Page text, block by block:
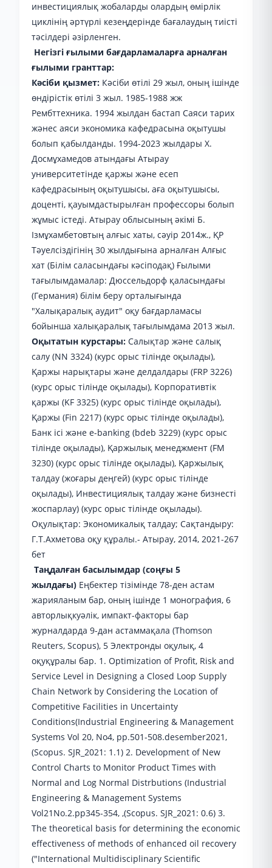
инвестициялық жобаларды олардың өмірлік
циклінің әртүрлі кезеңдерінде бағалаудың тиісті
тәсілдері әзірленген.
Негізгі ғылыми бағдарламаларға арналған
ғылыми гранттар:
Кәсіби қызмет: Кәсіби өтілі 29 жыл, оның ішінде
өндірістік өтілі 3 жыл. 1985-1988 жж
Рембттехника. 1994 жылдан бастап Саяси тарих
жәнес аяси экономика кафедрасына оқытушы
болып қабылданды. 1994-2023 жылдары Х.
Досмұхамедов атындағы Атырау
университетінде қаржы және есеп
кафедрасының оқытушысы, аға оқытушысы,
доценті, қауымдастырылған профессоры болып
жұмыс істеді. Атырау облысының әкімі Б.
Ізмұхамбетовтың алғыс хаты, сәуір 2014ж., ҚР
Тәуелсіздігінің 30 жылдығына арналған Алғыс
хат (Білім саласындағы кәсіподақ) Ғылыми
тағылымдамалар: Дюссельдорф қаласындағы
(Германия) білім беру орталығында
"Халықаралық аудит" оқу бағдарламасы
бойынша халықаралық тағылымдама 2013 жыл.
Оқытатын курстары: Салықтар және салық
салу (NN 3324) (курс орыс тілінде оқылады),
Қаржы нарықтары және делдалдары (FRP 3226)
(курс орыс тілінде оқылады), Корпоративтік
қаржы (KF 3325) (курс орыс тілінде оқылады),
Қаржы (Fin 2217) (курс орыс тілінде оқылады),
Банк ісі және e-banking (bdeb 3229) (курс орыс
тілінде оқылады), Қаржылық менеджмент (FM
3230) (курс орыс тілінде оқылады), Қаржылық
талдау (жоғары деңгей) (курс орыс тілінде
оқылады), Инвестициялық талдау және бизнесті
жоспарлау) (курс орыс тілінде оқылады).
Оқулықтар: Экономикалық талдау; Сақтандыру:
Г.Т.Ахметова оқу құралы.- Атырау, 2014, 2021-267
бет
Таңдалған басылымдар (соңғы 5
жылдағы) Еңбектер тізімінде 78-ден астам
жарияланым бар, оның ішінде 1 монография, 6
авторлықкуәлік, импакт-факторы бар
журналдарда 9-дан астаммақала (Thomson
Reuters, Scopus), 5 Электронды оқулық, 4
оқуқұралы бар. 1. Optimization of Profit, Risk and
Service Level in Designing a Closed Loop Supply
Chain Network by Considering the Location of
Competitive Facilities in Uncertainty
Conditions(Industrial Engineering & Management
Systems Vol 20, No4, pp.501-508.desember2021,
(Scopus. SJR_2021: 1.1) 2. Development of New
Control Charts to Monitor Product Times with
Normal and Log Normal Distrbutions (Industrial
Engineering & Management Systems
Vol21No.2.pp345-354, ,(Scopus. SJR_2021: 0.6) 3.
The theoretical basis for determining the economic
effectiveness of methods of enhanced oil recovery
("International Multidisciplinary Scientific